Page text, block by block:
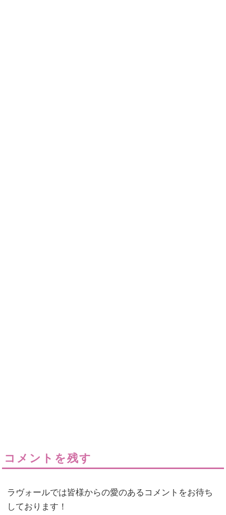
コメントを残す
ラヴォールでは皆様からの愛のあるコメントをお待ち
しております！